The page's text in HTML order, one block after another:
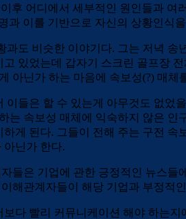
후 어디에서 세부적인 원인들과 여
과 이를 기반으로 자신의 상황인식
과도 비슷한 이야기다. 그는 저녁
있었는데 갑자기 스크린 골프장
아닌가 하는 마음에 속보성(?) 매체
이들은 할 수 있는게 아무것도 없
는 속보성 매체에 익숙하지 않은
게 된다. 그들이 전해 주는 구전
아닌가 한다.
들은 기업에 관한 긍정적인 뉴스
해관계자들이 해당 기업과 부정적
다 빨리 커뮤니케이션 해야 하는